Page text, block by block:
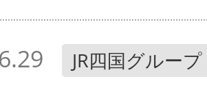
JR四国グループ